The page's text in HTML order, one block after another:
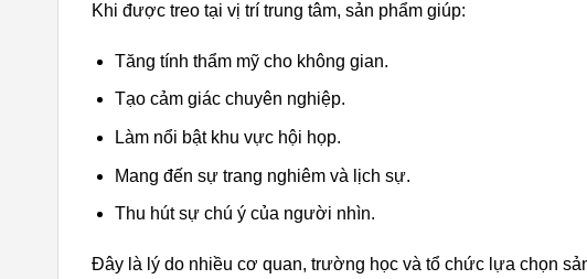
Khi được treo tại vị trí trung tâm, sản phẩm giúp:
Tăng tính thẩm mỹ cho không gian.
Tạo cảm giác chuyên nghiệp.
Làm nổi bật khu vực hội họp.
Mang đến sự trang nghiêm và lịch sự.
Thu hút sự chú ý của người nhìn.
Đây là lý do nhiều cơ quan, trường học và tổ chức lựa chọn